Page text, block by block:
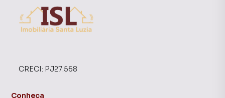
CRECI: PJ27.568
Conheça